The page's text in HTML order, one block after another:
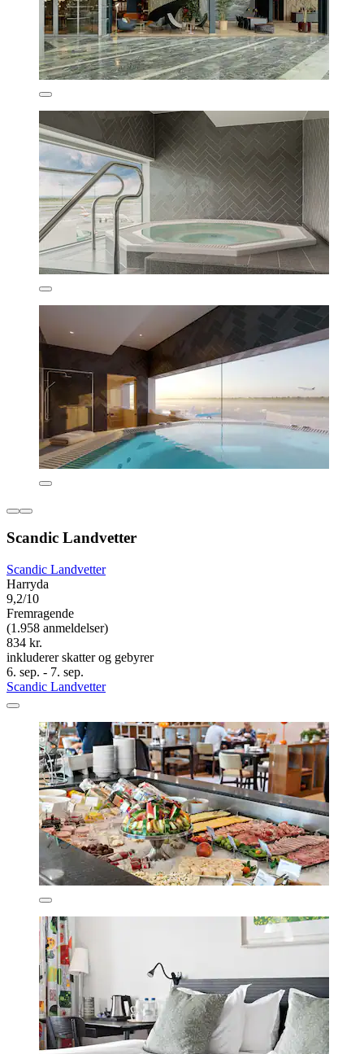
Scandic Landvetter
Scandic Landvetter
Harryda
9,2/10
Fremragende
(1.958 anmeldelser)
834 kr.
inkluderer skatter og gebyrer
6. sep. - 7. sep.
Scandic Landvetter